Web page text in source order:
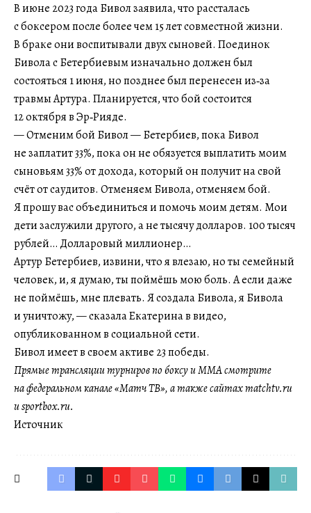
В июне 2023 года Бивол заявила, что рассталась
с боксером после более чем 15 лет совместной жизни.
В браке они воспитывали двух сыновей. Поединок
Бивола с Бетербиевым изначально должен был
состояться 1 июня, но позднее был перенесен из‑за
травмы Артура. Планируется, что бой состоится
12 октября в Эр‑Рияде.
— Отменим бой Бивол — Бетербиев, пока Бивол
не заплатит 33%, пока он не обязуется выплатить моим
сыновьям 33% от дохода, который он получит на свой
счёт от саудитов. Отменяем Бивола, отменяем бой.
Я прошу вас объединиться и помочь моим детям. Мои
дети заслужили другого, а не тысячу долларов. 100 тысяч
рублей… Долларовый миллионер…
Артур Бетербиев, извини, что я влезаю, но ты семейный
человек, и, я думаю, ты поймёшь мою боль. А если даже
не поймёшь, мне плевать. Я создала Бивола, я Бивола
и уничтожу, — сказала Екатерина в видео,
опубликованном в социальной сети.
Бивол имеет в своем активе 23 победы.
Прямые трансляции турниров по боксу и MMA смотрите
на федеральном канале «Матч ТВ», а также сайтах matchtv.ru
и sportbox.ru.
Источник